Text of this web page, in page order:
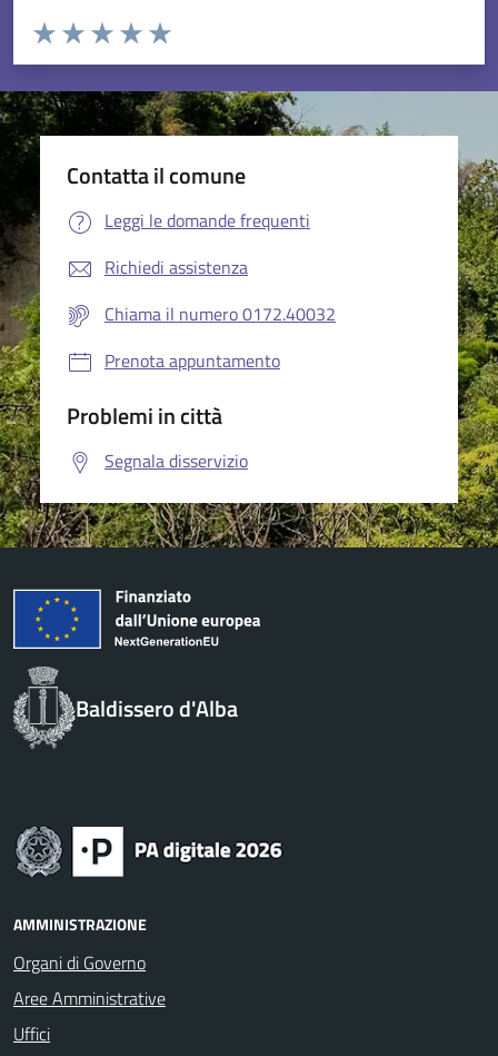
Valuta da 1 a 5 stelle la pagina
Valuta 5 stelle su 5
Valuta 4 stelle su 5
Valuta 3 stelle su 5
Valuta 2 stelle su 5
Valuta 1 stelle su 5
Contatta il comune
Leggi le domande frequenti
Richiedi assistenza
Chiama il numero 0172.40032
Prenota appuntamento
Problemi in città
Segnala disservizio
Baldissero d'Alba
AMMINISTRAZIONE
Organi di Governo
Aree Amministrative
Uffici